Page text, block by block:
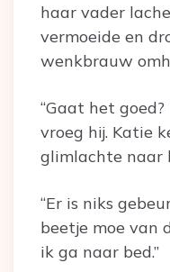
haar vader
vermoeide en
wenkbrauw
“Gaat het
vroeg hij. Katie
glimlachte naar
“Er is niks
beetje moe van
ik ga naar bed.”